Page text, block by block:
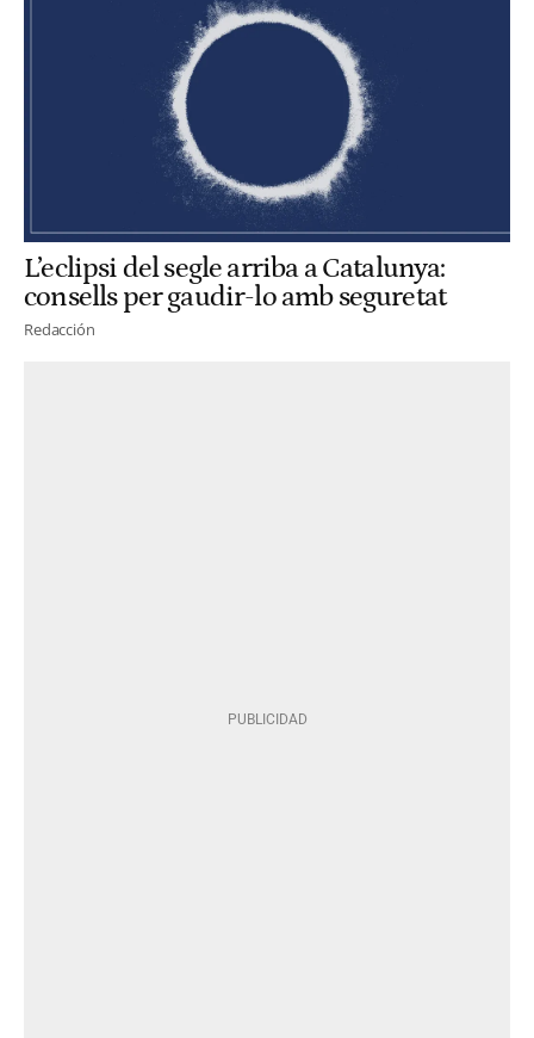
L’eclipsi del segle arriba a Catalunya:
consells per gaudir-lo amb seguretat
Redacción